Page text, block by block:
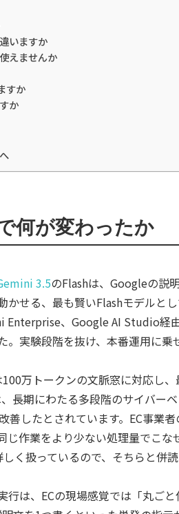
いますか
えませんか
すか
か
何が変わったか
3.5のFlashは、Googleの説
せる、最も賢いFlashモデルと
Enterprise、Google AI Studio経
実験段階を抜け、本番運用に乗
万トークンの文脈窓に対応し
長期にわたる多段階のサイバー
善したとされています。EC事業
じ作業をより少ない処理量でこ
しく扱っているので、そちらと併
行は、ECの現場感覚では「丸ご